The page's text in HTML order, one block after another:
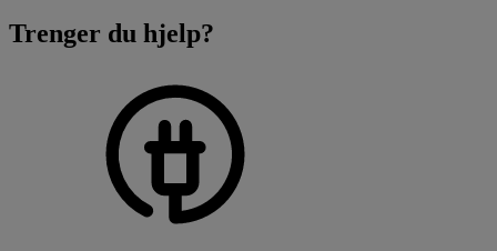
Trenger du hjelp?